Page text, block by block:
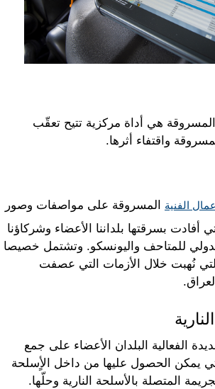
هي أداة مركزية تتيح تعقّب
واقتفاء أثرها.
الفنية
المسروقة على مواصفات وصور
أفادت بسرقتها بلداننا الأعضاء وشركاؤنا
للمتاحف واليونسكو. وتشتمل خصيصا
نُهبت خلال الأزمات التي عصفت
الفعالية البلدان الأعضاء على جمع
يمكن الحصول عليها من داخل الأٍسلحة
المتصلة بالأسلحة النارية وحلّها.